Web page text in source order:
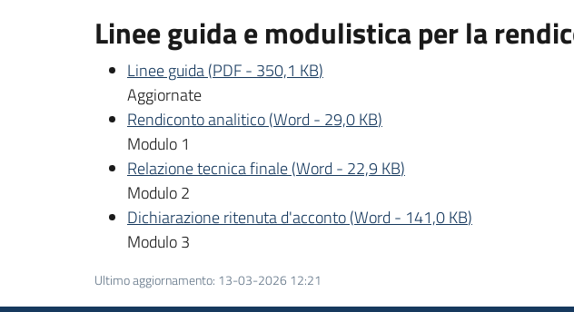
Linee guida e modulistica per la
Linee guida(PDF- 350,1 KB)
Aggiornate
Rendiconto analitico(Word - 29,0 KB)
Modulo 1
Relazione tecnica finale(Word - 22,9 KB)
Modulo 2
Dichiarazione ritenuta d'acconto(Word - 141,0 KB)
Modulo 3
Ultimo aggiornamento: 13-03-2026 12:21